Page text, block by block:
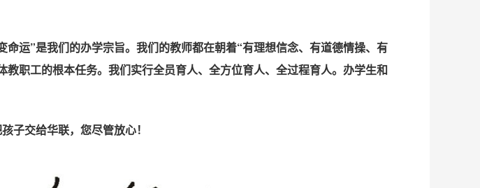
运”是我们的办学宗旨。我们的教师都在朝着“有理想信念、有道德情操、有
职工的根本任务。我们实行全员育人、全方位育人、全过程育人。办学生和
子交给华联，您尽管放心！